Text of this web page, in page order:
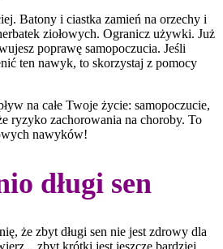
Batony i ciastka zamień na orzechy i
ziołowych. Ogranicz używki. Już
poprawę samopoczucia. Jeśli
ten nawyk, to skorzystaj z pomocy
na całe Twoje życie: samopoczucie,
ryzyko zachorowania na choroby. To
nawyków!
długi sen
że zbyt długi sen nie jest zdrowy dla